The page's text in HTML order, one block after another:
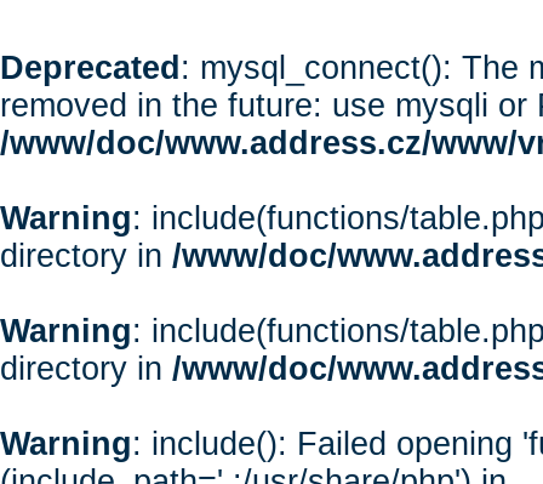
Deprecated : mysql_connect(): The
removed in the future: use mysqli or
/www/doc/www.address.cz/www/
Warning: include(functions/
directory in /www/doc/
Warning: include(functions/
directory in /www/doc/
Warning: include(): Failed opening